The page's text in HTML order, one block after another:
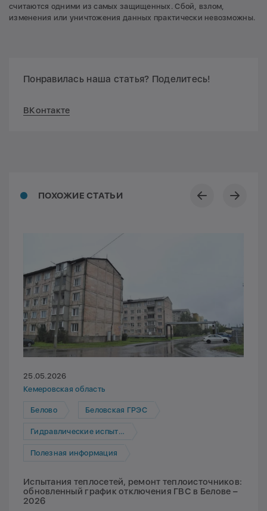
считаются одними из самых защищенных. Сбой, взлом,
изменения или уничтожения данных практически невозможны.
Понравилась наша статья? Поделитесь!
ВКонтакте
ПОХОЖИЕ СТАТЬИ
25.05.2026
Кемеровская область
Белово Беловская ГРЭС
Гидравлические испытания
Полезная информация
Испытания теплосетей, ремонт теплоисточников:
обновленный график отключения ГВС в Белове –
2026